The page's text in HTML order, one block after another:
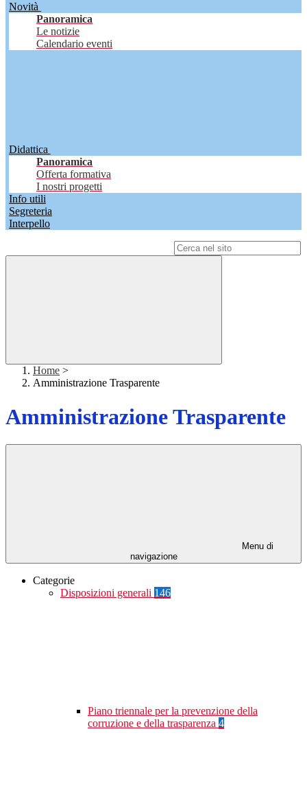
Novità
Panoramica
Le notizie
Calendario eventi
Didattica
Panoramica
Offerta formativa
I nostri progetti
Info utili
Segreteria
Interpello
Home >
Amministrazione Trasparente
Amministrazione Trasparente
Menu di
navigazione
Categorie
Disposizioni generali 146
Piano triennale per la prevenzione della
corruzione e della trasparenza 4